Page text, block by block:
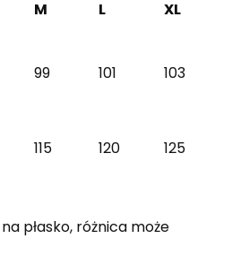
M L XL
99 101 103
115 120 125
płasko, różnica może